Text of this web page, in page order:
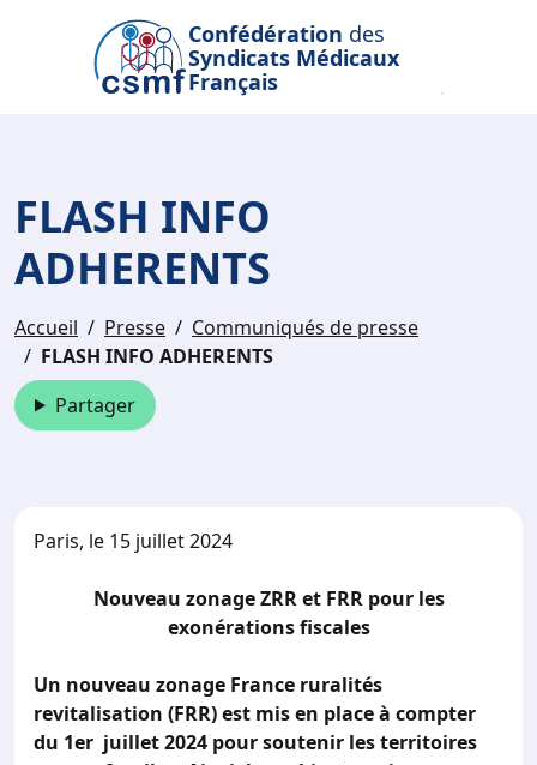
Passer au contenu principal
Confédération des
Syndicats Médicaux
Français
FLASH INFO
ADHERENTS
Accueil Presse
Communiqués de presse
FLASH INFO ADHERENTS
Partager
Paris, le 15 juillet 2024
Nouveau zonage ZRR et FRR pour les
exonérations fiscales
Un nouveau zonage France ruralités
revitalisation (FRR) est mis en place à compter
du 1er juillet 2024 pour soutenir les territoires